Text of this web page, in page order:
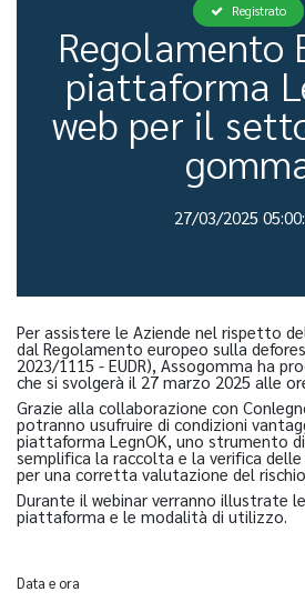
Registrato
Regolamento
piattaforma
web per il
27/03/2025
Per assistere le Aziende nel rispetto
dal Regolamento europeo sulla
2023/1115 - EUDR), Assogomma ha
che si svolgerà il 27 marzo 2025 alle
Grazie alla collaborazione con
potranno usufruire di condizioni
piattaforma LegnOK, uno strumento
semplifica la raccolta e la verifica
per una corretta valutazione del
Durante il webinar verranno illustrate
piattaforma e le modalità di utilizzo.
Data e ora